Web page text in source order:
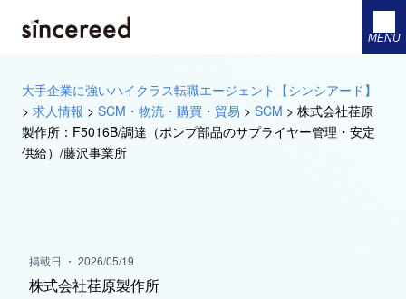
MENU
大手企業に強いハイクラス転職エージェント【シンシアード】
> 求人情報 > SCM・物流・購買・貿易 > SCM > 株式会社荏原
製作所：F5016B/調達（ポンプ部品のサプライヤー管理・安定
供給）/藤沢事業所
掲載日 ・ 2026/05/19
株式会社荏原製作所